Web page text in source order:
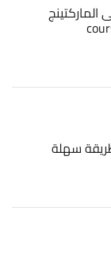
سهلة